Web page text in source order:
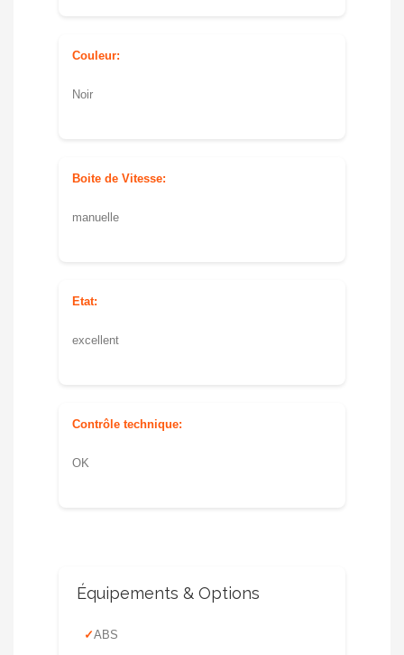
Couleur:
Noir
Boite de Vitesse:
manuelle
Etat:
excellent
Contrôle technique:
OK
Équipements & Options
ABS